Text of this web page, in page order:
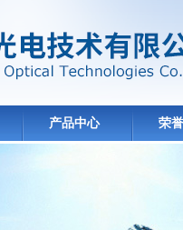
产品中心 荣